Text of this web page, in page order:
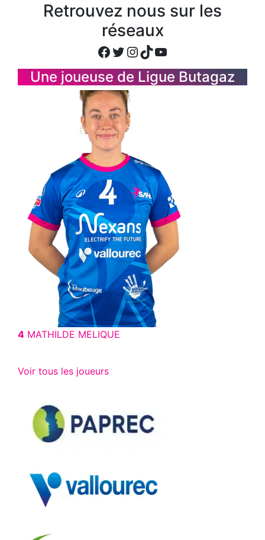
Retrouvez nous sur les
réseaux
Facebook
Twitter
Instagram
TikTok
YouTube
Une joueuse de Ligue Butagaz
4 MATHILDE MELIQUE
Voir tous les joueurs